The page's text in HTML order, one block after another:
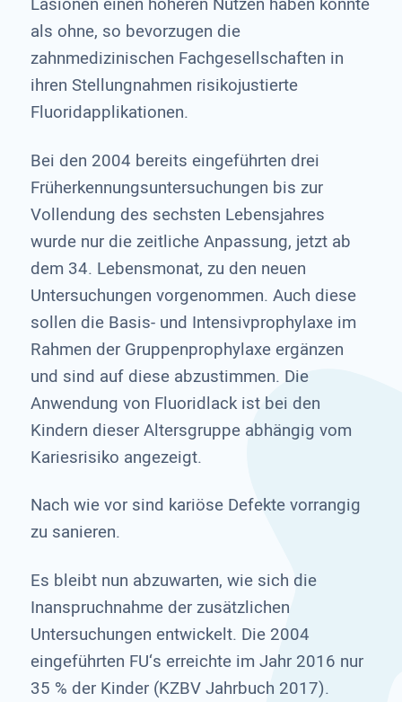
als ohne, so bevorzugen die
zahnmedizinischen Fachgesellschaften in
ihren Stellungnahmen risikojustierte
Fluoridapplikationen.
Bei den 2004 bereits eingeführten drei
Früherkennungsuntersuchungen bis zur
Vollendung des sechsten Lebensjahres
wurde nur die zeitliche Anpassung, jetzt ab
dem 34. Lebensmonat, zu den neuen
Untersuchungen vorgenommen. Auch diese
sollen die Basis- und Intensivprophylaxe im
Rahmen der Gruppenprophylaxe ergänzen
und sind auf diese abzustimmen. Die
Anwendung von Fluoridlack ist bei den
Kindern dieser Altersgruppe abhängig vom
Kariesrisiko angezeigt.
Nach wie vor sind kariöse Defekte vorrangig
zu sanieren.
Es bleibt nun abzuwarten, wie sich die
Inanspruchnahme der zusätzlichen
Untersuchungen entwickelt. Die 2004
eingeführten FU‘s erreichte im Jahr 2016 nur
35 % der Kinder (KZBV Jahrbuch 2017).